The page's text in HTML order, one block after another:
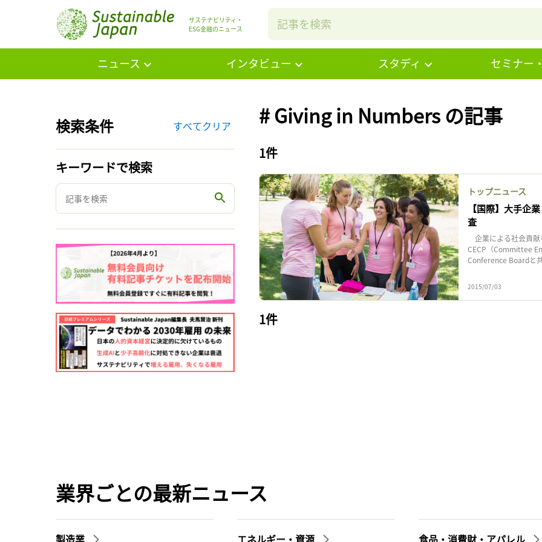
サステナビリティ・
ESG金融のニュース
ニュース インタビュー スタディ セミナー
検索条件 すべてクリア
キーワードで検索
# Giving in Numbers の記事
1件
トップニュース
【国際】大手企
査
企業による社会貢献
CECP（Committee
Conference Boardと
2015/07/03
1件
業界ごとの最新ニュース